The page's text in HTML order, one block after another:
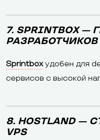
7. SPRINTBOX —
РАЗРАБОТЧИКОВ
Sprintboxудобен для
сервисов с высокой
8. HOSTLAND —
VPS